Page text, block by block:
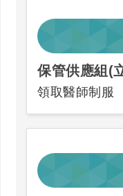
保管供應組(
領取醫師制服